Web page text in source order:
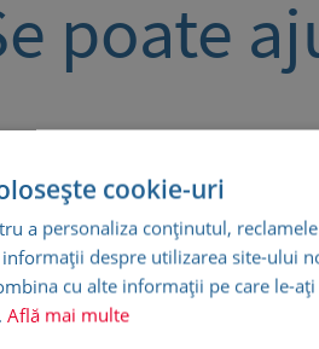
poate
ascuns în brânzeturile din
cookie-uri
a personaliza conținutul,
despre utilizarea site-ului
cu alte informații pe care le-
Află mai multe